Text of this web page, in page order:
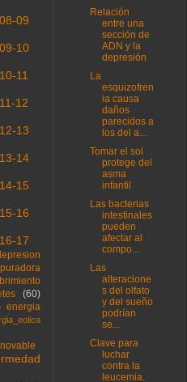
09
10
11
12
13
14
15
16
17
(60)
energia
Relación
entre una
sección de
ADN y la
depresión
La
esquizofren
ia causa
daños
parecidos a
los del a...
Tomar el sol
protege del
asma
infantil
Las bacterias
intestinales
pueden
afectar al
compo...
Las
alteracione
s del olfato
y del sueño
podrían
se...
Clave para
luchar
contra la
leucemia.